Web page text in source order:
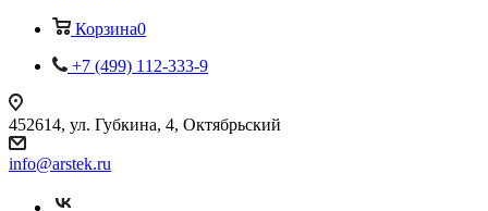
Корзина0
+7 (499) 112-333-9
452614, ул. Губкина, 4, Октябрьский
info@arstek.ru